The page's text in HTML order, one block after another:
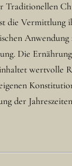
Traditionellen
die Vermittlung
Anwendung
Die
wertvolle
der